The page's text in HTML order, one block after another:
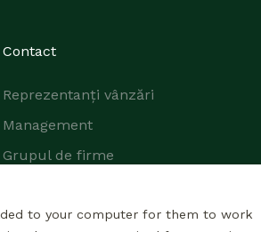
to your computer for them to work
Contact
Reprezentanți vânzări
Management
Grupul de firme